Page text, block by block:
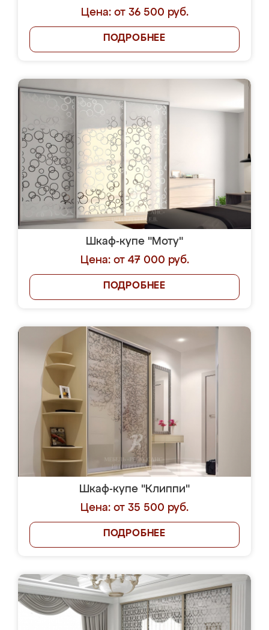
Цена: от 36 500 руб.
ПОДРОБНЕЕ
Шкаф-купе "Моту"
Цена: от 47 000 руб.
ПОДРОБНЕЕ
Шкаф-купе "Клиппи"
Цена: от 35 500 руб.
ПОДРОБНЕЕ